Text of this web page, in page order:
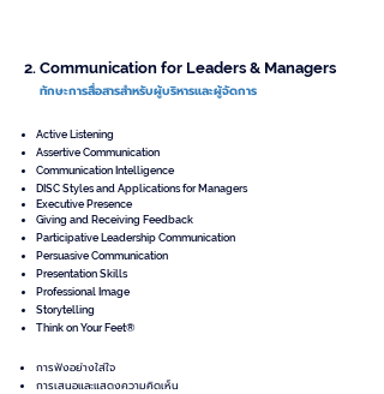
2. Communication for Leaders & Managers
ทักษะการสื่อสารสำหรับผู้บริหารและผู้จัดการ
Active Listening
Assertive Communication
Communication Intelligence
DISC Styles and Applications for Managers
Executive Presence
Giving and Receiving Feedback
Participative Leadership Communication
Persuasive Communication
Presentation Skills
Professional Image
Storytelling
Think on Your Feet®
การฟังอย่างใส่ใจ
การเสนอและแสดงความคิดเห็น